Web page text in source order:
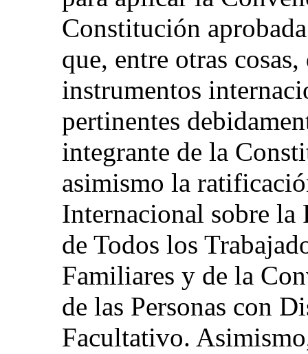
Constitución
que, entre otras
instrumentos
pertinentes
integrante de la
asimismo la
Internacional sobre la
de Todos los
Familiares y de la
de las Personas con
Facultativo.